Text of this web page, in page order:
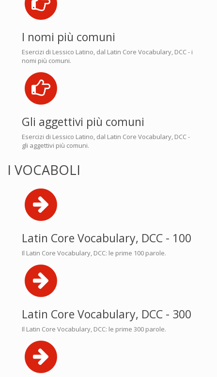
I nomi più comuni
Esercizi di Lessico Latino, dal Latin Core Vocabulary, DCC - i
nomi più comuni.
Gli aggettivi più comuni
Esercizi di Lessico Latino, dal Latin Core Vocabulary, DCC -
gli aggettivi più comuni.
I VOCABOLI
Latin Core Vocabulary, DCC - 100
Il Latin Core Vocabulary, DCC: le prime 100 parole.
Latin Core Vocabulary, DCC - 300
Il Latin Core Vocabulary, DCC: le prime 300 parole.